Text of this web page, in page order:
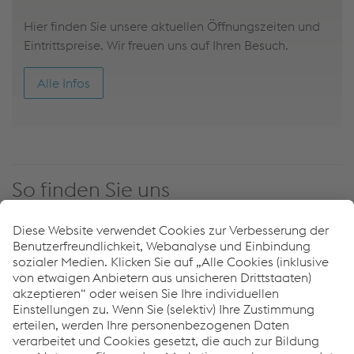
Hier finden Sie unsere aktuellen Öffnungszeiten und
Eintrittspreise. Wir freuen uns auf Ihren Besuch.
Alle Infos
So finden Sie uns
Karte
Gelände
Satellit
Beschriftungen